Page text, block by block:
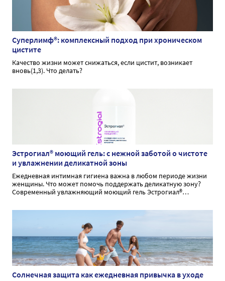
Суперлимф®: комплексный подход при хроническом
цистите
Качество жизни может снижаться, если цистит, возникает
вновь(1,3). Что делать?
Эстрогиал® моющий гель: с нежной заботой о чистоте
и увлажнении деликатной зоны
Ежедневная интимная гигиена важна в любом периоде жизни
женщины. Что может помочь поддержать деликатную зону?
Современный увлажняющий моющий гель Эстрогиал®
интимной гигиене.
Солнечная защита как ежедневная привычка в уходе